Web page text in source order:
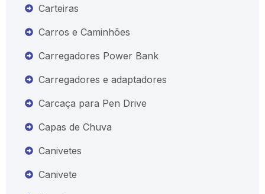
Carteiras
Carros e Caminhões
Carregadores Power Bank
Carregadores e adaptadores
Carcaça para Pen Drive
Capas de Chuva
Canivetes
Canivete